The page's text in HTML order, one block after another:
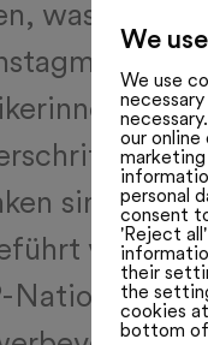
was sich
und
sind
von
We
We use
our
personal
consent
'Reject
their
the
cookies
bottom